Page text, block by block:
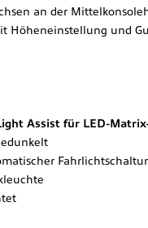
an der
Höheneinstellung und
Assist für LED-